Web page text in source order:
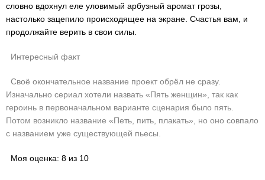
словно вдохнул еле уловимый арбузный аромат грозы,
настолько зацепило происходящее на экране. Счастья вам, и
продолжайте верить в свои силы.
Интересный факт
Своё окончательное название проект обрёл не сразу.
Изначально сериал хотели назвать «Пять женщин», так как
героинь в первоначальном варианте сценария было пять.
Потом возникло название «Петь, пить, плакать», но оно совпало
с названием уже существующей пьесы.
Моя оценка: 8 из 10